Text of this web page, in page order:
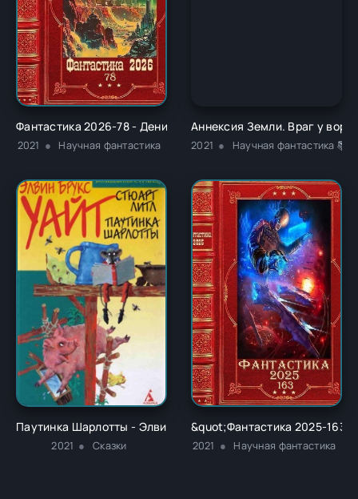
Фантастика 2026-78 - Денис Арзамасов
2021 Научная фантастика
Аннексия Земли. Враг у
2021 Научная фантастика
Паутинка Шарлотты - Элвин Брукс Уайт
2021 Сказки
&quot;Фантастика 2025-
2021 Научная фантастика